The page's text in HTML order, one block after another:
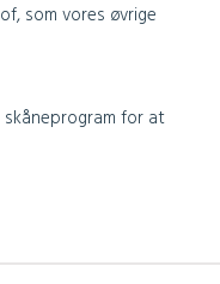
som vores øvrige
skåneprogram for at